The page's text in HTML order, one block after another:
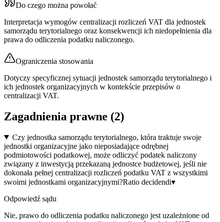
Do czego można powołać
Interpretacja wymogów centralizacji rozliczeń VAT dla jednostek
samorządu terytorialnego oraz konsekwencji ich niedopełnienia dla
prawa do odliczenia podatku naliczonego.
Ograniczenia stosowania
Dotyczy specyficznej sytuacji jednostek samorządu terytorialnego i
ich jednostek organizacyjnych w kontekście przepisów o
centralizacji VAT.
Zagadnienia prawne (2)
Czy jednostka samorządu terytorialnego, która traktuje swoje
jednostki organizacyjne jako nieposiadające odrębnej
podmiotowości podatkowej, może odliczyć podatek naliczony
związany z inwestycją przekazaną jednostce budżetowej, jeśli nie
dokonała pełnej centralizacji rozliczeń podatku VAT z wszystkimi
swoimi jednostkami organizacyjnymi?Ratio decidendi▾
Odpowiedź sądu
Nie, prawo do odliczenia podatku naliczonego jest uzależnione od